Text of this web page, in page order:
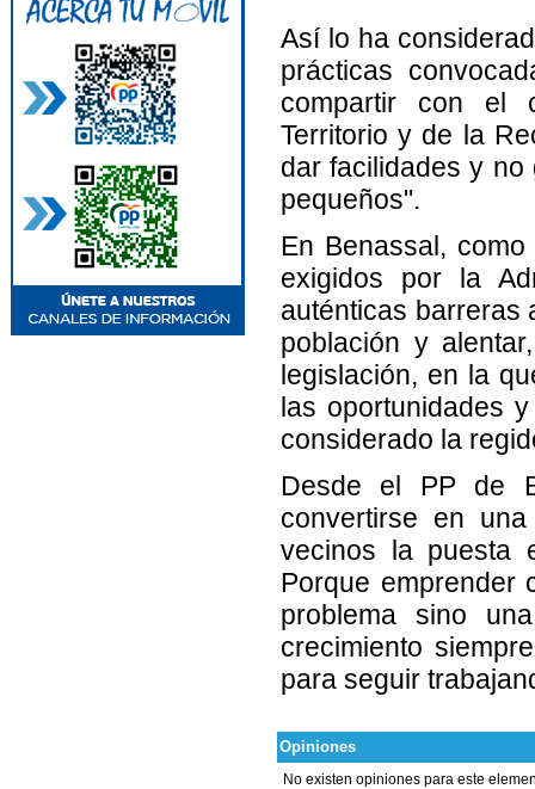
Así lo ha
prácticas
compartir con el
Territorio y de la
dar facilidades y
pequeños".
En Benassal,
exigidos por la
auténticas barreras
población y
legislación, en la
las oportunidades
considerado la
Desde el PP de
convertirse en
vecinos la puesta
Porque emprender
problema sino
crecimiento
para seguir
Opiniones
No existen opiniones para este